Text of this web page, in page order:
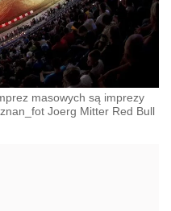
masowych są imprezy
Joerg Mitter Red Bull